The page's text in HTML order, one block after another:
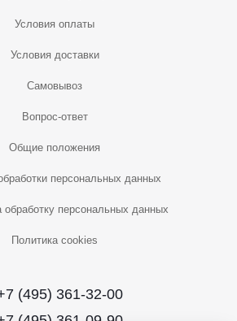
Условия оплаты
Условия доставки
Самовывоз
Вопрос-ответ
Общие положения
персональных данных
обработку персональных данных
Политика cookies
(495) 361-32-00